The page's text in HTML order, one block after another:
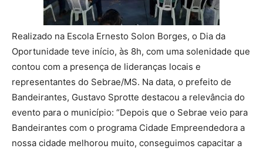
Realizado na Escola Ernesto Solon Borges, o Dia da
Oportunidade teve início, às 8h, com uma solenidade que
contou com a presença de lideranças locais e
representantes do Sebrae/MS. Na data, o prefeito de
Bandeirantes, Gustavo Sprotte destacou a relevância do
evento para o município: “Depois que o Sebrae veio para
Bandeirantes com o programa Cidade Empreendedora a
nossa cidade melhorou muito, conseguimos capacitar a